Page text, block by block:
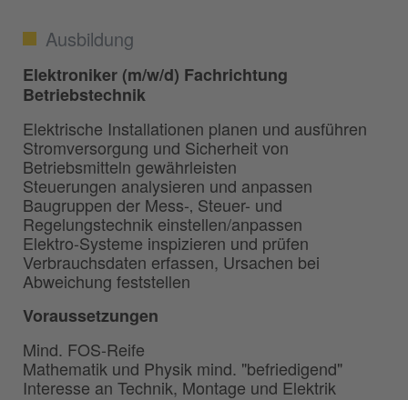
Ausbildung
Elektroniker (m/w/d) Fachrichtung
Betriebstechnik
Elektrische Installationen planen und ausführen
Stromversorgung und Sicherheit von
Betriebsmitteln gewährleisten
Steuerungen analysieren und anpassen
Baugruppen der Mess-‚ Steuer- und
Regelungstechnik einstellen/anpassen
Elektro-Systeme inspizieren und prüfen
Verbrauchsdaten erfassen, Ursachen bei
Abweichung feststellen
Voraussetzungen
Mind. FOS-Reife
Mathematik und Physik mind. "befriedigend"
Interesse an Technik, Montage und Elektrik